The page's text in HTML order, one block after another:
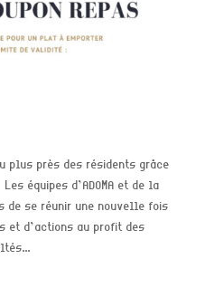
plus près des résidents grâce
équipes d’ADOMA et de la
de se réunir une nouvelle fois
et d’actions au profit des